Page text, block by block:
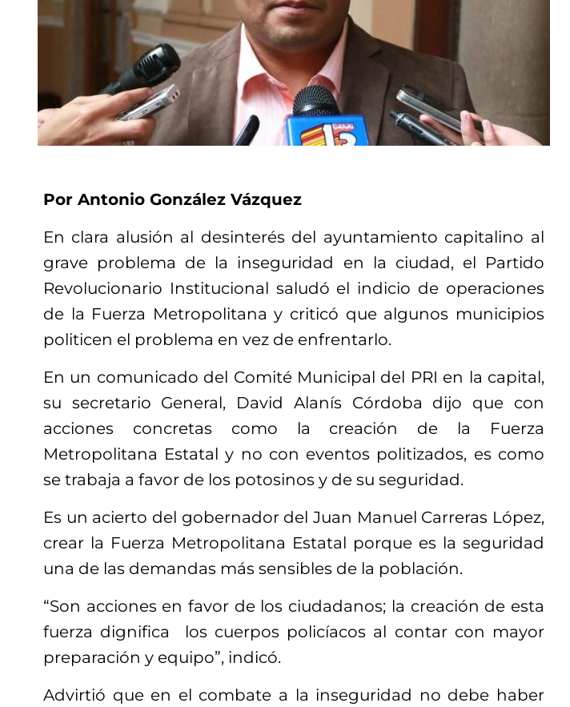
Por Antonio González Vázquez
En clara alusión al desinterés del ayuntamiento capitalino al
grave problema de la inseguridad en la ciudad, el Partido
Revolucionario Institucional saludó el indicio de operaciones
de la Fuerza Metropolitana y criticó que algunos municipios
politicen el problema en vez de enfrentarlo.
En un comunicado del Comité Municipal del PRI en la capital,
su secretario General, David Alanís Córdoba dijo que con
acciones concretas como la creación de la Fuerza
Metropolitana Estatal y no con eventos politizados, es como
se trabaja a favor de los potosinos y de su seguridad.
Es un acierto del gobernador del Juan Manuel Carreras López,
crear la Fuerza Metropolitana Estatal porque es la seguridad
una de las demandas más sensibles de la población.
“Son acciones en favor de los ciudadanos; la creación de esta
fuerza dignifica los cuerpos policíacos al contar con mayor
preparación y equipo”, indicó.
Advirtió que en el combate a la inseguridad no debe haber